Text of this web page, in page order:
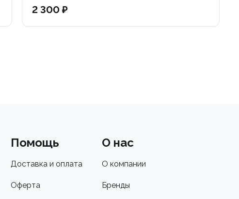
2 300 ₽
Помощь
Доставка и оплата
Оферта
О нас
О компании
Бренды